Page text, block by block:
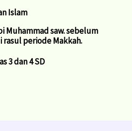
Islam
Muhammad saw. sebelum
rasul periode Makkah.
3 dan 4 SD